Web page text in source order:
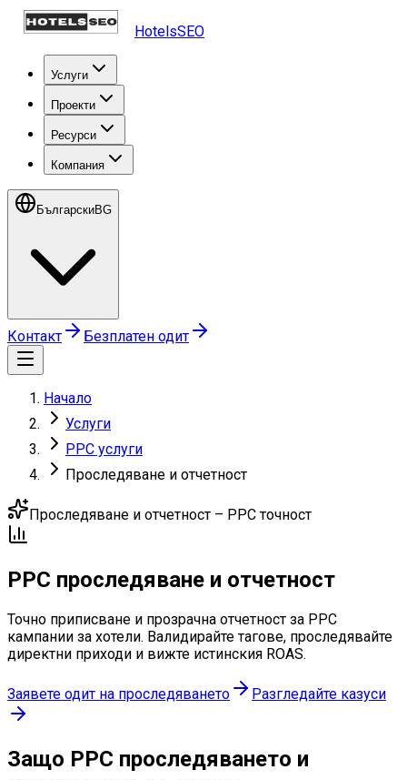
HotelsSEO
Услуги
Проекти
Ресурси
Компания
БългарскиBG
Контакт Безплатен одит
Начало
Услуги
PPC услуги
Проследяване и отчетност
Проследяване и отчетност – PPC точност
PPC проследяване и отчетност
Точно приписване и прозрачна отчетност за PPC
кампании за хотели. Валидирайте тагове, проследявайте
директни приходи и вижте истинския ROAS.
Заявете одит на проследяването Разгледайте казуси
Защо PPC проследяването и